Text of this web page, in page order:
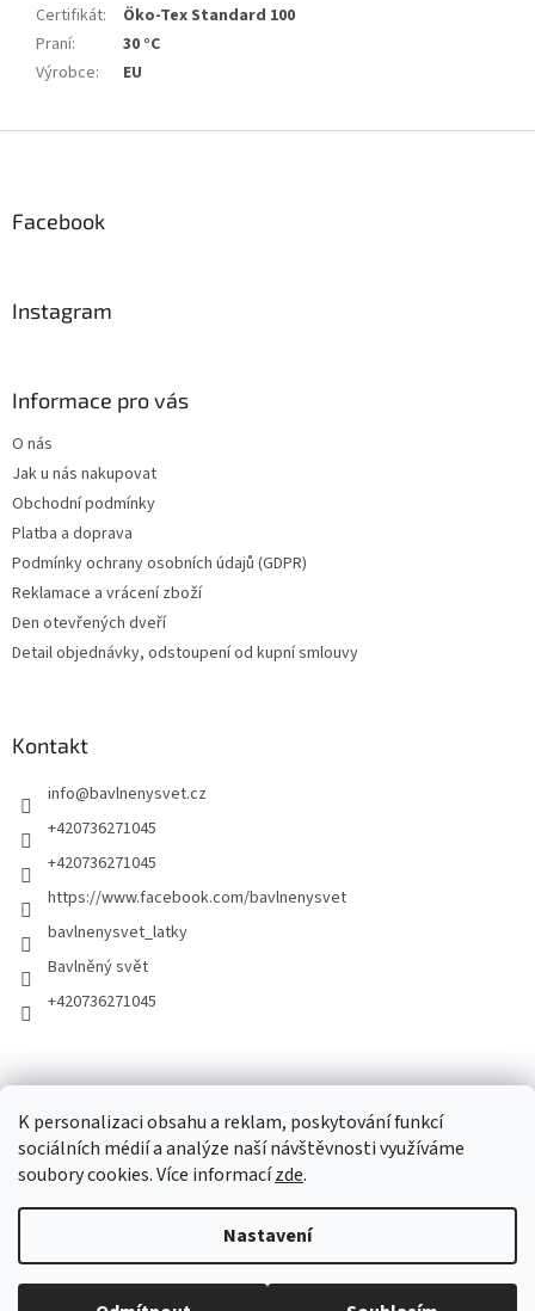
K personalizaci obsahu a reklam, poskytování funkcí
sociálních médií a analýze naší návštěvnosti využíváme
soubory cookies. Více informacízde.
Nastavení
Certifikát:
Öko-Tex Standard 100
Praní:
30 °C
Výrobce: EU
Facebook
Instagram
Informace pro vás
O nás
Jak u nás nakupovat
Obchodní podmínky
Platba a doprava
Podmínky ochrany osobních údajů (GDPR)
Reklamace a vrácení zboží
Den otevřených dveří
Detail objednávky, odstoupení od kupní smlouvy
Kontakt
info@bavlnenysvet.cz
+420736271045
+420736271045
https://www.facebook.com/bavlnenysvet
bavlnenysvet_latky
Bavlněný svět
+420736271045
Copyright 2026Bavlněný Svět. Všechna práva vyhrazena.Upravit
nastavení cookies